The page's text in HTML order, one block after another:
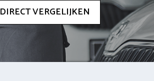
DIRECT VERGELIJKEN